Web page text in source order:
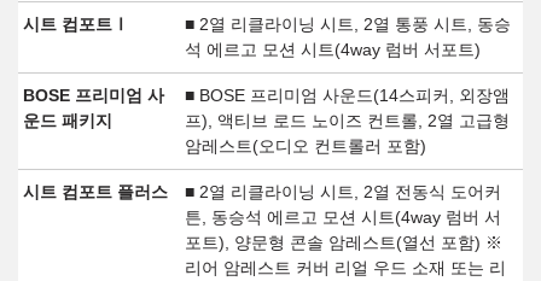
시트 컴포트Ⅰ
■ 2열 리클라이닝 시트, 2열 통풍 시트, 동승
석 에르고 모션 시트(4way 럼버 서포트)
BOSE 프리미엄 사
운드 패키지
■ BOSE 프리미엄 사운드(14스피커, 외장앰
프), 액티브 로드 노이즈 컨트롤, 2열 고급형
암레스트(오디오 컨트롤러 포함)
시트 컴포트 플러스
■ 2열 리클라이닝 시트, 2열 전동식 도어커
튼, 동승석 에르고 모션 시트(4way 럼버 서
포트), 양문형 콘솔 암레스트(열선 포함) ※
리어 암레스트 커버 리얼 우드 소재 또는 리